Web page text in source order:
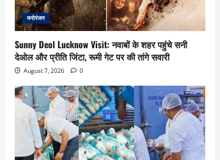
मनोरंजन
Sunny Deol Lucknow Visit: नवाबों के शहर पहुंचे सनी
देओल और प्रीति जिंटा, रूमी गेट पर की तांगे सवारी
August 7, 2026 0